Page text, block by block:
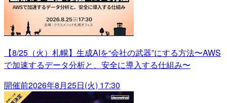
【8/25（火）札幌】生成AIを“会社の武器”にする方法〜AWS
で加速するデータ分析と、安全に導入する仕組み〜
開催前2026年8月25日(火) 17:30